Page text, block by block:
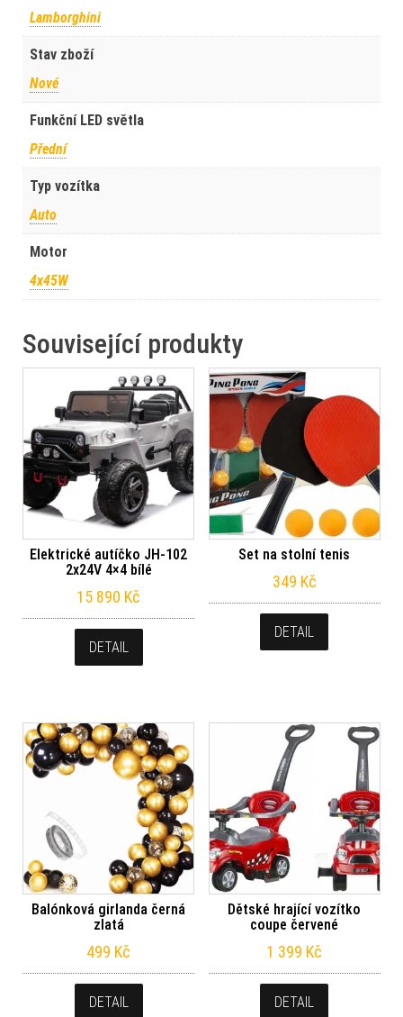
Lamborghini
Stav zboží
Nové
Funkční LED světla
Přední
Typ vozítka
Auto
Motor
4x45W
Související produkty
Elektrické autíčko JH-102
2x24V 4×4 bílé
15 890 Kč
DETAIL
Set na stolní tenis
349 Kč
DETAIL
Balónková girlanda černá
zlatá
499 Kč
DETAIL
Dětské hrající vozítko
coupe červené
1 399 Kč
DETAIL